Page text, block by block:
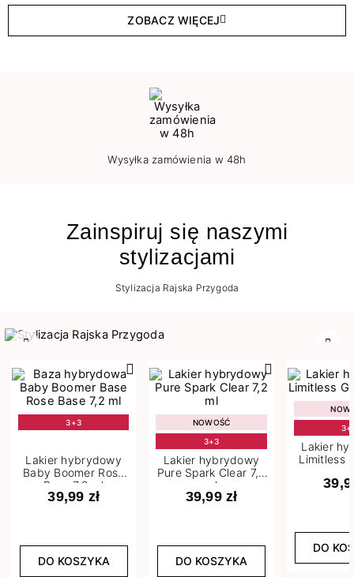
ZOBACZ WIĘCEJ
Wysyłka zamówienia w 48h
Zainspiruj się naszymi
stylizacjami
Stylizacja Rajska Przygoda
3+3
Lakier hybrydowy
Baby Boomer Rose
Base 7,2 ml
39,99 zł
DO KOSZYKA
NOWOŚĆ
3+3
Lakier hybrydowy
Pure Spark Clear 7,2
ml
39,99 zł
DO KOSZYKA
Lakier
Limitless
DO